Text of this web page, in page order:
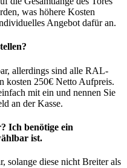
was höhere Kosten
Angebot dafür an.
allerdings sind alle RAL-
kosten 250€ Netto Aufpreis.
mit ein und nennen Sie
an der Kasse.
Ich benötige ein
ist.
solange diese nicht Breiter als